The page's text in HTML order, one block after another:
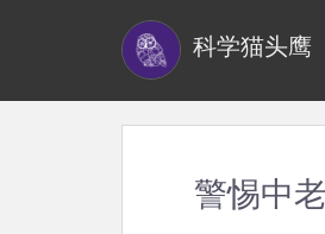
科学猫头鹰
警惕中